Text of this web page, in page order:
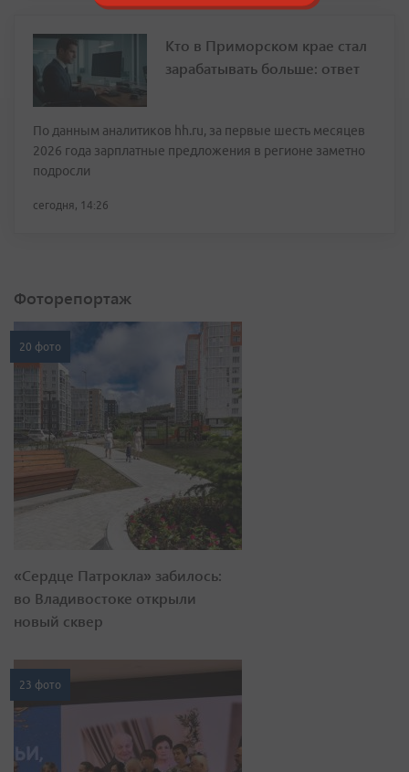
Кто в Приморском крае стал
зарабатывать больше: ответ
По данным аналитиков hh.ru, за первые шесть месяцев
2026 года зарплатные предложения в регионе заметно
подросли
сегодня, 14:26
Фоторепортаж
20 фото
«Сердце Патрокла» забилось:
во Владивостоке открыли
новый сквер
23 фото